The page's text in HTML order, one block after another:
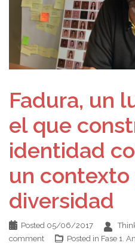
Fadura, un
el que
identidad
un contexto
diversidad
Posted 05/06/2017
comment
Posted in Fase 1.